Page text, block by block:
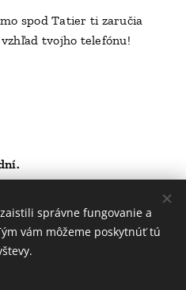
spod Tatier ti zaručia
tvojho telefónu!
správne fungovanie a
vám môžeme poskytnúť tú